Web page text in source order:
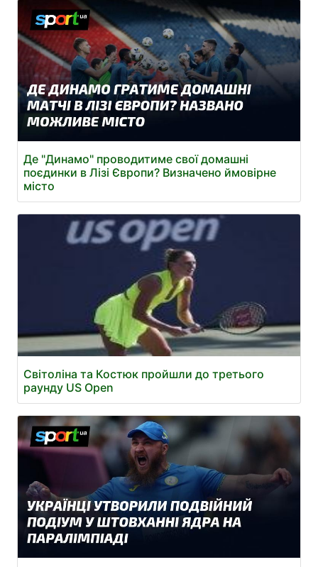
Де "Динамо" проводитиме свої домашні
поєдинки в Лізі Європи? Визначено ймовірне
місто
Світоліна та Костюк пройшли до третього
раунду US Open